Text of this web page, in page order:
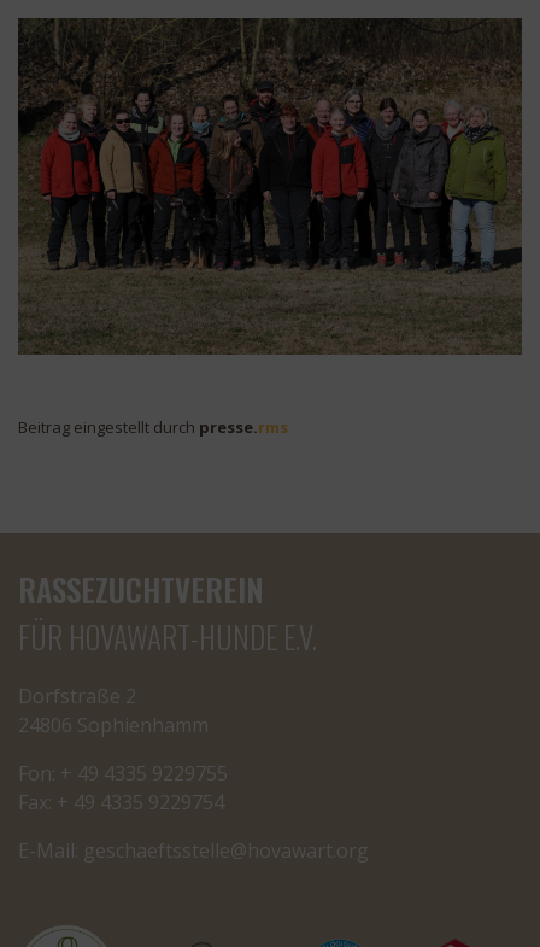
Beitrag eingestellt durch presse.rms
RASSEZUCHTVEREIN
FÜR HOVAWART-HUNDE E.V.
Dorfstraße 2
24806 Sophienhamm
Fon: + 49 4335 9229755
Fax: + 49 4335 9229754
E-Mail:
gro.t
rawav
oh@el
letss
tfeah
cseg